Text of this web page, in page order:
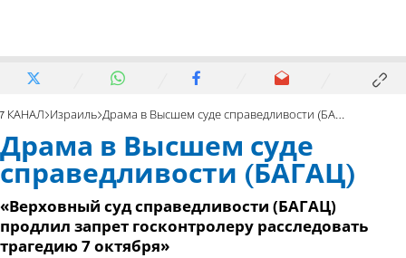
7 КАНАЛ Израиль Драма в Высшем суде справедливости (БАГАЦ)
Драма в Высшем суде
справедливости (БАГАЦ)
«Верховный суд справедливости (БАГАЦ)
продлил запрет госконтролеру расследовать
трагедию 7 октября»